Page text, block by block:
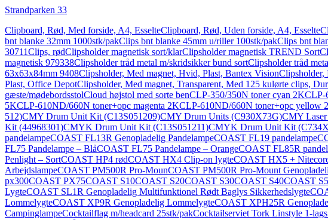
Strandparken 33
Clipboard, Rød, Med forside, A4, EsselteClipboard, Rød, Uden forside, A4, Esselte
bnt blanke 32mm 1000stk/pakClips bnt blanke 45mm u/riller 100stk/pakClips bnt
30711Clips, rødClipsholder magnetisk sort/klarClipsholder magnetisk TREND Sort
magnetisk 979338Clipsholder tråd metal m/skridsikker bund sortClipsholder tråd
63x63x84mm 9408Clipsholder, Med magnet, Hvid, Plast, Bantex VisionClipsholder,
Plast, Office DepotClipsholder, Med magnet, Transparent, Med 125 kulørte clips,
gæste/mødebordsstolCloud højstol med sorte benCLP-350/350N toner cyan 2KCLP-
5KCLP-610ND/660N toner+opc magenta 2KCLP-610ND/660N toner+opc yellow
512)CMY Drum Unit Kit (C13S051209)CMY Drum Units (C930X73G)CMY
Kit (44968301)CMYK Drum Unit Kit (C13S051211)CMYK Drum Unit Kit
pandelampeCOAST FL13R Genopladelig PandelampeCOAST FL19 pandelampe
FL75 Pandelampe – BlåCOAST FL75 Pandelampe – OrangeCOAST FL85R
Penlight – SortCOAST HP4 rødCOAST HX4 Clip-on lygteCOAST HX5 +
ArbejdslampeCOAST PM500R Pro-MounCOAST PM500R Pro-Mount
px300COAST PX75COAST S10COAST S20COAST S30COAST S40COAST
LygteCOAST SL1R Genopladelig Multifunktionel Rødt Baglys Sikkerhedslygte
LommelygteCOAST XP9R Genopladelig LommelygteCOAST XPH25R
CampinglampeCocktailflag m/headcard 25stk/pakCocktailserviet Tork Linstyle 1-